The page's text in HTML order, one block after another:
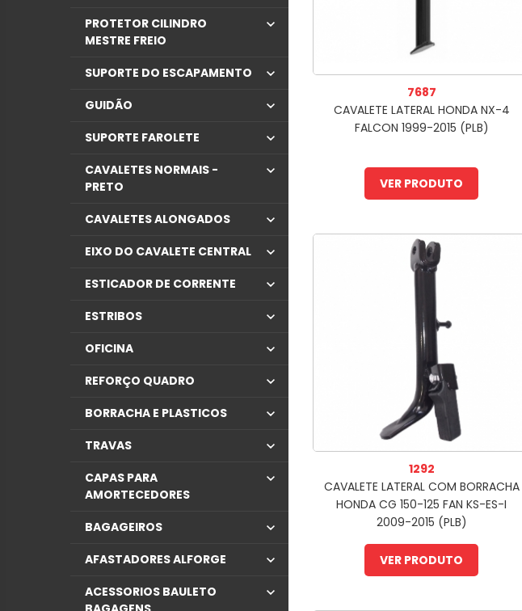
PROTETOR CILINDRO
MESTRE FREIO
SUPORTE DO ESCAPAMENTO
GUIDÃO
SUPORTE FAROLETE
CAVALETES NORMAIS -
PRETO
CAVALETES ALONGADOS
EIXO DO CAVALETE CENTRAL
ESTICADOR DE CORRENTE
ESTRIBOS
OFICINA
REFORÇO QUADRO
BORRACHA E PLASTICOS
TRAVAS
CAPAS PARA
AMORTECEDORES
BAGAGEIROS
AFASTADORES ALFORGE
ACESSORIOS BAULETO
7687
CAVALETE LATERAL HONDA NX-4
FALCON 1999-2015 (PLB)
VER PRODUTO
1292
CAVALETE LATERAL COM BORRACHA
HONDA CG 150-125 FAN KS-ES-I
2009-2015 (PLB)
VER PRODUTO